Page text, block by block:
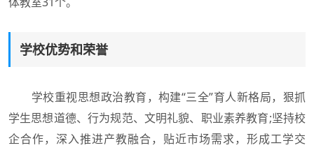
学校优势和荣誉
学校重视思想政治教育，构建“三全”育人新格局，狠抓
学生思想道德、行为规范、文明礼貌、职业素养教育;坚持校
企合作，深入推进产教融合，贴近市场需求，形成工学交